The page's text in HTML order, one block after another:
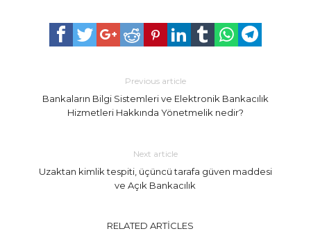
Previous article
Bankaların Bilgi Sistemleri ve Elektronik Bankacılık
Hizmetleri Hakkında Yönetmelik nedir?
Next article
Uzaktan kimlik tespiti, üçüncü tarafa güven maddesi
ve Açık Bankacılık
RELATED ARTICLES